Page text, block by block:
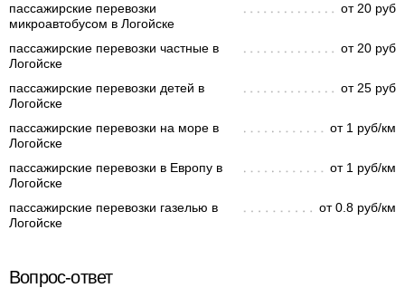
пассажирские перевозки
микроавтобусом в Логойске
от 20 руб
пассажирские перевозки частные в
Логойске
от 20 руб
пассажирские перевозки детей в
Логойске
от 25 руб
пассажирские перевозки на море в
Логойске
от 1 руб/км
пассажирские перевозки в Европу в
Логойске
от 1 руб/км
пассажирские перевозки газелью в
Логойске
от 0.8 руб/км
Вопрос-ответ